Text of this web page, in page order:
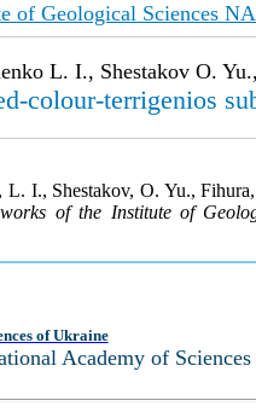
of Geological Sciences
L. I., Shestakov O.
colour-terrigenios
I., Shestakov, O. Yu.,
of the Institute of
of Ukraine
Academy of